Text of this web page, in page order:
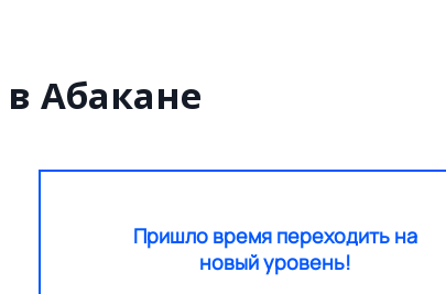
в Абакане
Пришло время переходить на
новый уровень!